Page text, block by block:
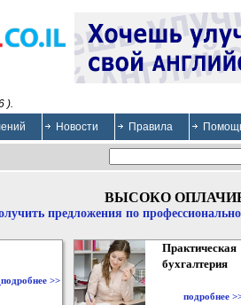
).
Новости Правила
ВЫСОКО
предложения по
подробнее >>
Практическая
бухгалтерия
подробнее